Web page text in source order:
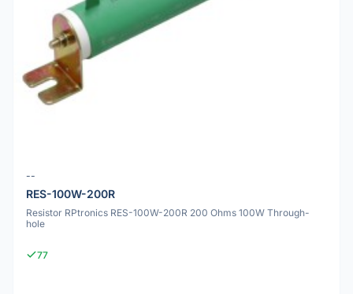
--
RES-100W-200R
Resistor RPtronics RES-100W-200R 200 Ohms 100W Through-
hole
77